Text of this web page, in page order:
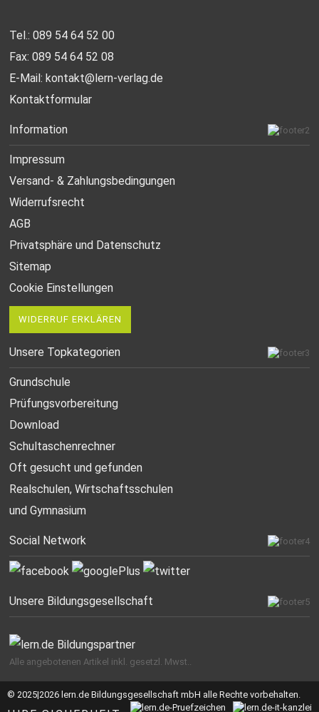
Tel.: 089 54 64 52 00
Fax: 089 54 64 52 08
E-Mail:kontakt@lern-verlag.de
Kontaktformular
Information
Impressum
Versand- & Zahlungsbedingungen
Widerrufsrecht
AGB
Privatsphäre und Datenschutz
Sitemap
Cookie Einstellungen
WIDERRUF ERKLÄREN
Unsere Topkategorien
Grundschule
Prüfungsvorbereitung
Download
Schultaschenrechner
Oft gesucht und gefunden
Realschulen,Wirtschaftsschulen
und Gymnasium
Social Network
Unsere Bildungsgesellschaft
Alle angebotenen Artikel inkl. gesetzl. Mwst..
© 2025|2026 lern.de Bildungsgesellschaft mbH alle Rechte vorbehalten.